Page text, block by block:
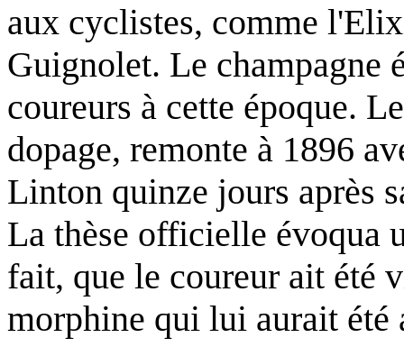
aux cyclistes, comme
Guignolet. Le champagne
coureurs à cette époque.
dopage, remonte à 1896
Linton quinze jours après
La thèse officielle évoqua
fait, que le coureur ait été
morphine qui lui aurait été